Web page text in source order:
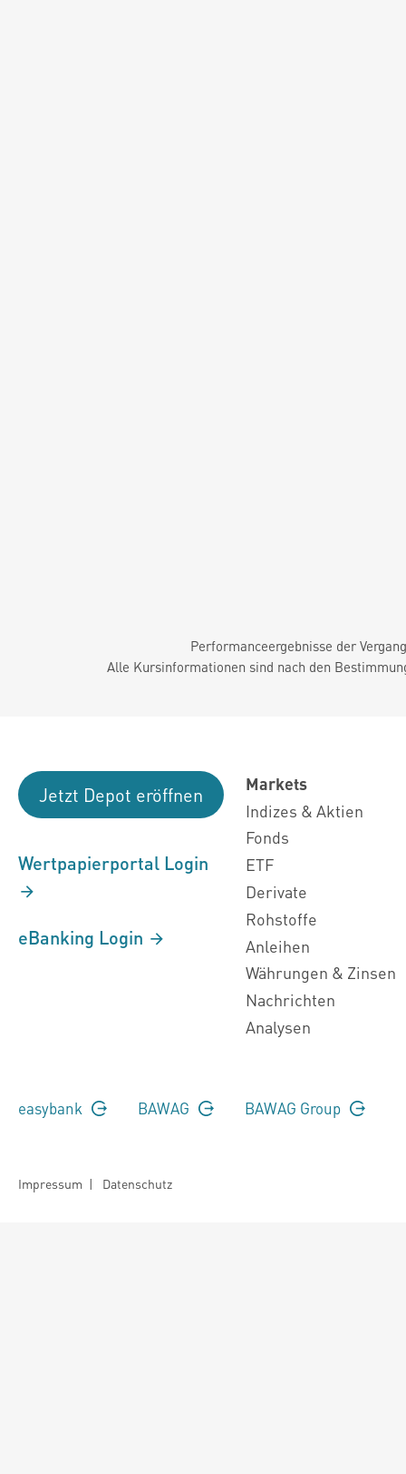
Performanceergebnisse der
Alle Kursinformationen sind nach den
Jetzt Depot eröffnen
Wertpapierportal Login
eBanking Login
Markets
Indizes & Aktien
Fonds
ETF
Derivate
Rohstoffe
Anleihen
Währungen & Zinsen
Nachrichten
Analysen
easybank BAWAG BAWAG Group
Impressum | Datenschutz